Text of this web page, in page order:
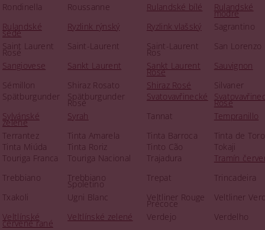
Rondinella
Roussanne Rulandské bílé Rulandské
modré
Rulandské
šedé
Ryzlink rýnský Ryzlink vlašský
Sagrantino
Saint Laurent
Rosé
Saint-Laurent Saint-Laurent
Ros
San Lorenzo
Sangiovese
Sankt Laurent Sankt Laurent
Rosé
Sauvignon
Sémillon
Shiraz Rosato Shiraz Rosé
Silvaner
Spätburgunder
Spätburgunder
Rosé
Svatovavřinecké
Rosé
Sylvánské
zelené
Syrah Tannat
Tempranillo
Terrantez
Tinta Amarela Tinta Barroca
Tinta de Toro
Tinta Miúda
Tinta Roriz Tinto Cão
Tokaji
Touriga Franca
Touriga Nacional Trajadura
Tramín
Trebbiano
Trebbiano
Spoletino
Trepat
Trincadeira
Txakoli
Ugni Blanc Veltliner Rouge
Précoce
Veltliner
Veltlínské
červené rané
Veltlínské zelené Verdejo
Verdelho